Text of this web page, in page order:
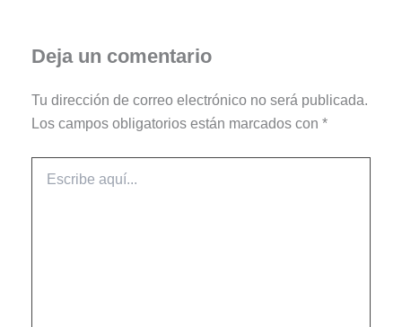
Deja un comentario
Tu dirección de correo electrónico no será publicada.
Los campos obligatorios están marcados con *
aquí...